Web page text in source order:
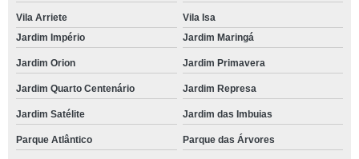
Vila Arriete
Vila Isa
Jardim Império
Jardim Maringá
Jardim Orion Jardim Primavera
Jardim Quarto Centenário Jardim Represa
Jardim Satélite Jardim das Imbuias
Parque Atlântico Parque das Árvores